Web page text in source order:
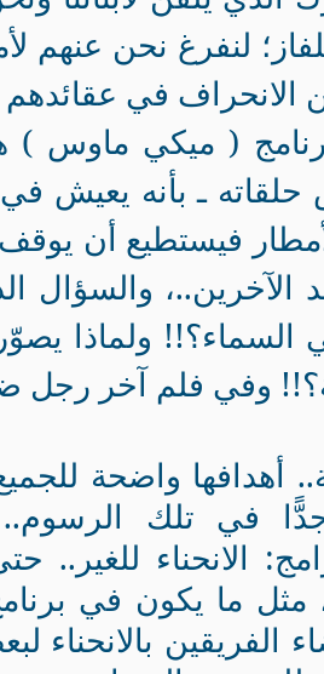
لنفرغ نحن عنهم
الانحراف في عقائدهم
( ميكي ماوس )
ـ بأنه يعيش في
فيستطيع أن
والسؤال
السماء؟!! ولماذا
وفي فلم آخر
أهدافها واضحة
جدًّا في تلك
الانحناء للغير..
مثل ما يكون في
الفريقين